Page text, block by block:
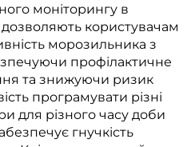
моніторингу в
користувачам
морозильника з
профілактичне
та знижуючи ризик
програмувати різні
для різного часу доби
гнучкість